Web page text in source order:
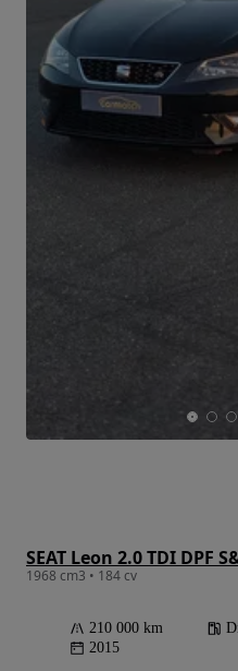
SEAT Leon 2.0 TDI DPF
1968 cm3 • 184 cv
210 000 km
2015